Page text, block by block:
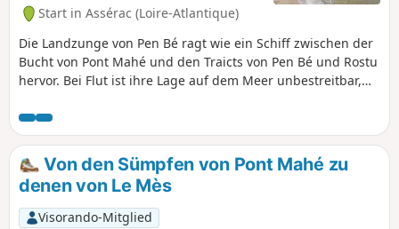
Start in Assérac (Loire-Atlantique)
Die Landzunge von Pen Bé ragt wie ein Schiff zwischen der
Bucht von Pont Mahé und den Traicts von Pen Bé und Rostu
hervor. Bei Flut ist ihre Lage auf dem Meer unbestreitbar,
dann aus den Küstengebieten zurückzieht. Ob bei Flut oder
Ebbe, diese Strecke ist aufgrund ihrer
abwechslungsreichen Landschaft zu jeder Zeit eine Reise
wert.Von den Sümpfen von Pont Mahé zu
denen von Le Mès
Visorando-Mitglied